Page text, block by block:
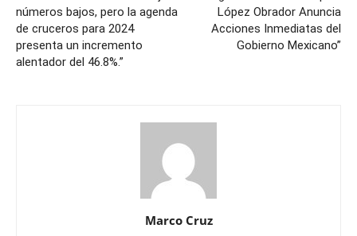
números bajos, pero la agenda
de cruceros para 2024
presenta un incremento
alentador del 46.8%.”
López Obrador Anuncia
Acciones Inmediatas del
Gobierno Mexicano”
Marco Cruz